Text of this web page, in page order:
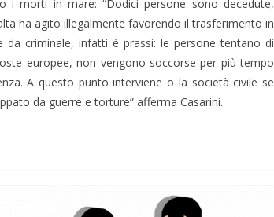
i morti in mare: “Dodici persone sono decedute,
ha agito illegalmente favorendo il trasferimento in
criminale, infatti è prassi: le persone tentano di
europee, non vengono soccorse per più tempo
A questo punto interviene o la società civile se
da guerre e torture” afferma Casarini.